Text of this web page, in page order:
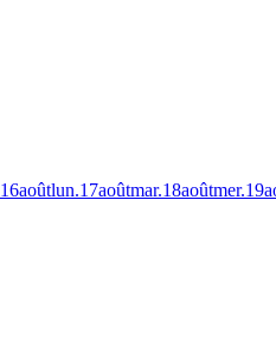
16aoûtlun.17aoûtmar.18aoûtmer.19